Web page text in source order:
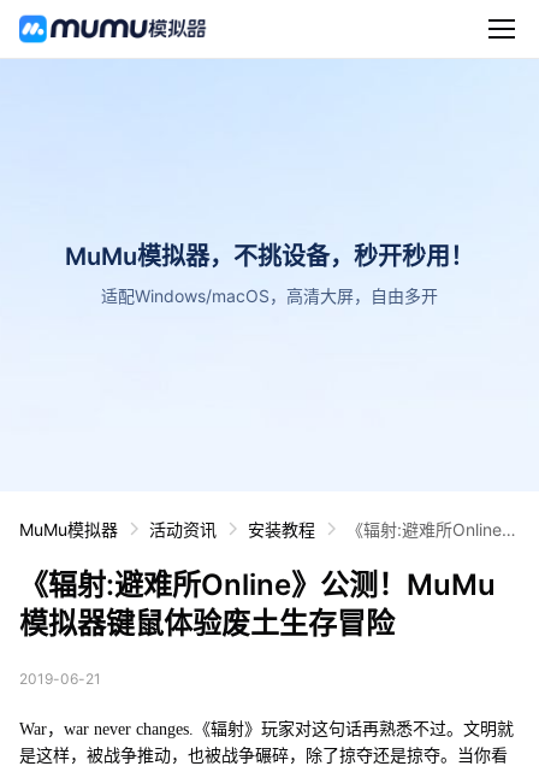
MuMu模拟器，不挑设备，秒开秒用！
适配Windows/macOS，高清大屏，自由多开
MuMu模拟器 活动资讯 安装教程
《辐射:避难所Online》
鼠体验废土生存冒险
《辐射:避难所Online》公测！MuMu
模拟器键鼠体验废土生存冒险
2019-06-21
War，war never changes.《辐射》玩家对这句话再熟悉不过。文明就
是这样，被战争推动，也被战争碾碎，除了掠夺还是掠夺。当你看